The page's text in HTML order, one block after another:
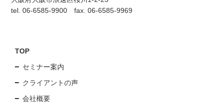
tel. 06-6585-9900 fax. 06-6585-9969
TOP
セミナー案内
クライアントの声
会社概要